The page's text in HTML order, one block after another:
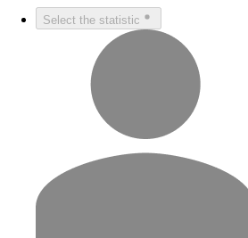
Select the statistic